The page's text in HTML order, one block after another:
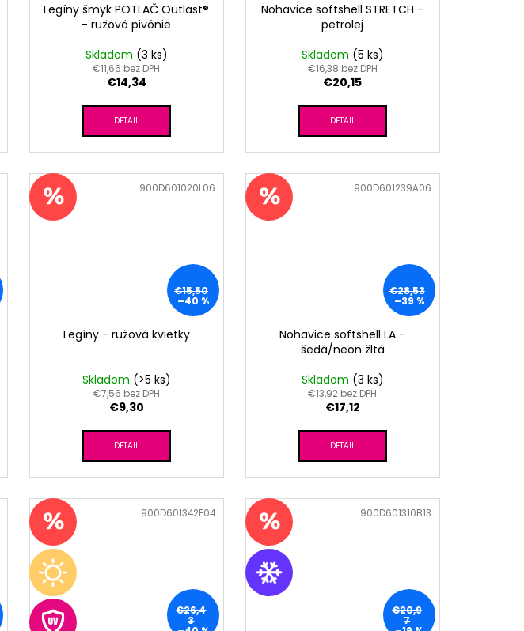
Legíny šmyk POTLAČ Outlast®
- ružová pivónie
Skladom (3 ks)
€11,66 bez DPH
€14,34
DETAIL
Nohavice softshell STRETCH -
petrolej
Skladom (5 ks)
€16,38 bez DPH
€20,15
DETAIL
€15,50
–40 %
Legíny - ružová kvietky
Skladom (>5 ks)
€7,56 bez DPH
€9,30
DETAIL
900D601020L06
€28,53
–39 %
Nohavice softshell LA -
šedá/neon žltá
Skladom (3 ks)
€13,92 bez DPH
€17,12
DETAIL
900D601239A06
€26,4
3
900D601342E04
€20,9
7
900D601310B13